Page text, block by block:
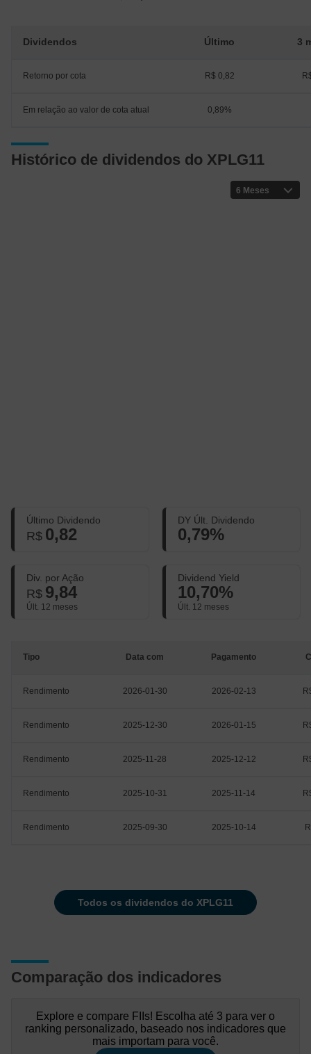
Dividendos Último 3
Retorno por cota R$ 0,82
Em relação ao valor de cota atual 0,89%
Histórico de dividendos do XPLG11
6 Meses
Último Dividendo
R$ 0,82
DY Últ. Dividendo
0,79%
Div. por Ação
R$ 9,84
Últ. 12 meses
Dividend Yield
10,70%
Últ. 12 meses
Tipo Data com Pagamento
Rendimento 2026-01-30 2026-02-13
Rendimento 2025-12-30 2026-01-15
Rendimento 2025-11-28 2025-12-12
Rendimento 2025-10-31 2025-11-14
Rendimento 2025-09-30 2025-10-14
todos os dividendos do XPLG11
Comparação dos indicadores
Explore e compare FIIs! Escolha até 3 para ver o
ranking personalizado, baseado nos indicadores que
mais importam para você.